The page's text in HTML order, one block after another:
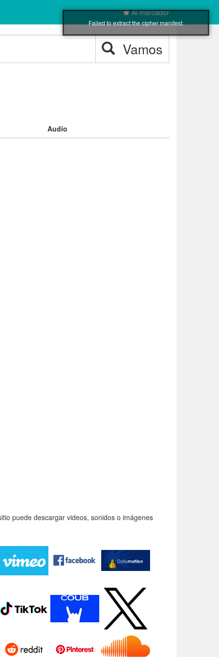
Al marcador
Vamos
Audio
puede descargar videos, sonidos o imágenes
Failed to extract the cipher manifest.